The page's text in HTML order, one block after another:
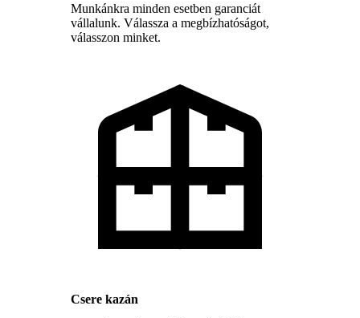
Munkánkra minden esetben garanciát
vállalunk. Válassza a megbízhatóságot,
válasszon minket.
Csere kazán